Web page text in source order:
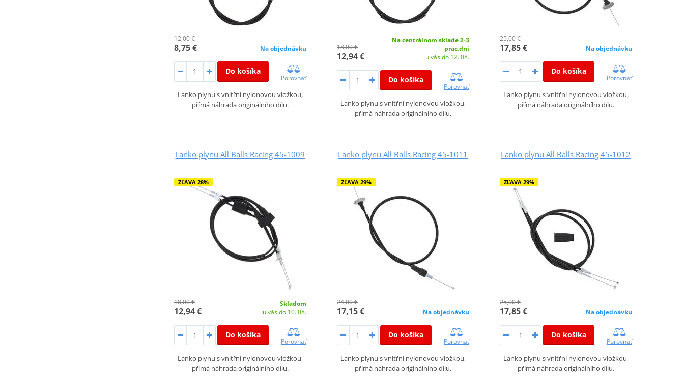
12,00 €
8,75 € Na objednávku
Do košíka
Porovnať
Lanko plynu s vnitřní nylonovou vložkou,
přímá náhrada originálního dílu.
18,00 €
12,94 €
Na centrálnom sklade 2-3
prac.dni
u vás do 12. 08.
Do košíka
Porovnať
Lanko plynu s vnitřní nylonovou vložkou,
přímá náhrada originálního dílu.
25,00 €
17,85 € Na objednávku
Do košíka
Porovnať
Lanko plynu s vnitřní nylonovou vložkou,
přímá náhrada originálního dílu.
Lanko plynu All Balls Racing 45-1009
ZĽAVA 28%
18,00 €
12,94 €
Skladom
u vás do 10. 08.
Do košíka
Porovnať
Lanko plynu s vnitřní nylonovou vložkou,
přímá náhrada originálního dílu.
Lanko plynu All Balls Racing 45-1011
ZĽAVA 29%
24,00 €
17,15 € Na objednávku
Do košíka
Porovnať
Lanko plynu s vnitřní nylonovou vložkou,
přímá náhrada originálního dílu.
Lanko plynu All Balls Racing 45-1012
ZĽAVA 29%
25,00 €
17,85 € Na objednávku
Do košíka
Porovnať
Lanko plynu s vnitřní nylonovou vložkou,
přímá náhrada originálního dílu.